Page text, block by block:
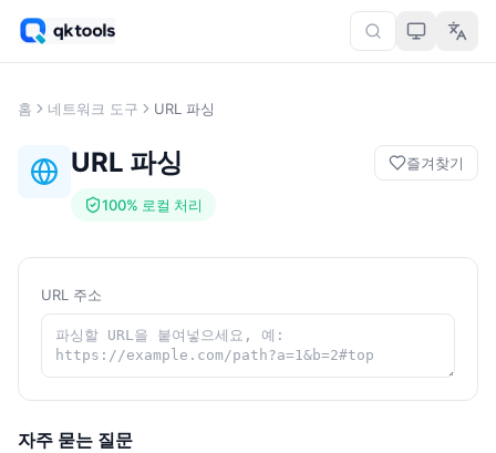
홈 네트워크 도구 URL 파싱
URL 파싱
100% 로컬 처리
즐겨찾기
URL 주소
자주 묻는 질문